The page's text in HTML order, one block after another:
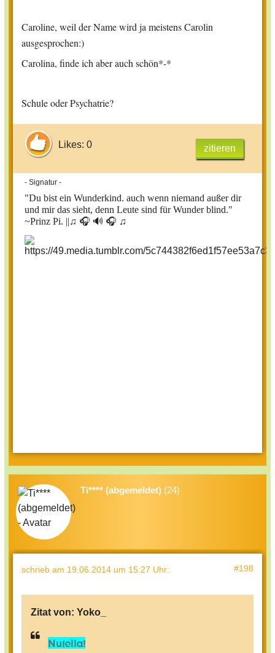
Caroline, weil der Name wird ja meistens Carolin
ausgesprochen:)
Carolina, finde ich aber auch schön*-*
Schule oder Psychatrie?
Likes: 0 zitieren
- Signatur -
"Du bist ein Wunderkind. auch wenn niemand außer dir
und mir das sieht, denn Leute sind für Wunder blind."
~Prinz Pi. ||♫ 🎧 🔊 🎧 ♫
Ti**** (abgemeldet) (24)
schrieb am 19.06.2014 um 15:27 Uhr: #198
Zitat von: Yoko_
Nutella!